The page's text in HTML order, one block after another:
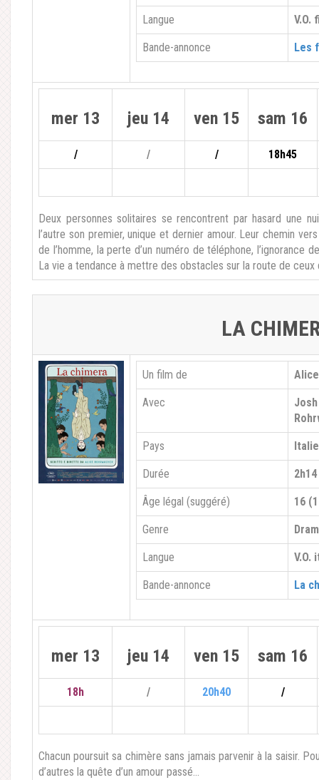
Langue
Bande-annonce Les
mer 13 jeu 14 ven 15 sam 16
/ / / 18h45
Deux personnes solitaires se rencontrent par hasard une
l’autre son premier, unique et dernier amour. Leur chemin
de l’homme, la perte d’un numéro de téléphone, l’ignorance
La vie a tendance à mettre des obstacles sur la route de
LA
Un film de
Avec
Pays
Durée 2h14
Âge légal (suggéré) 16
Genre
Langue V.O.
Bande-annonce La
mer 13 jeu 14 ven 15 sam 16
18h / 20h40 /
Chacun poursuit sa chimère sans jamais parvenir à la saisir.
d’autres la quête d’un amour passé…